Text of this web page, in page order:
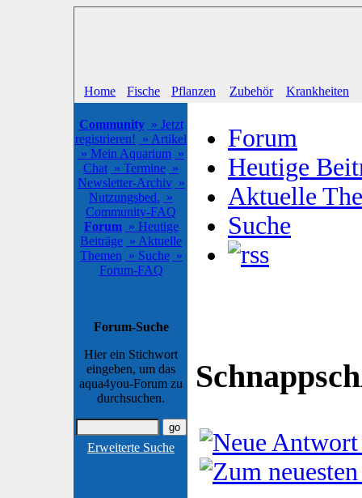
Home Fische Pflanzen Zubehör Krankheiten
Community » Jetzt
registrieren! » Artikel
» Mein Aquarium »
Chat » Termine »
Newsletter-Archiv »
Nutzungsbed. »
Community-FAQ
Forum » Heutige
Beiträge » Aktuelle
Themen » Suche »
Forum-FAQ
Forum-Suche
Hier ein Stichwort
eingeben, um das
aqua4you-Forum zu
durchsuchen.
Erweiterte Suche
Forum
Heutige
Aktuelle
Suche